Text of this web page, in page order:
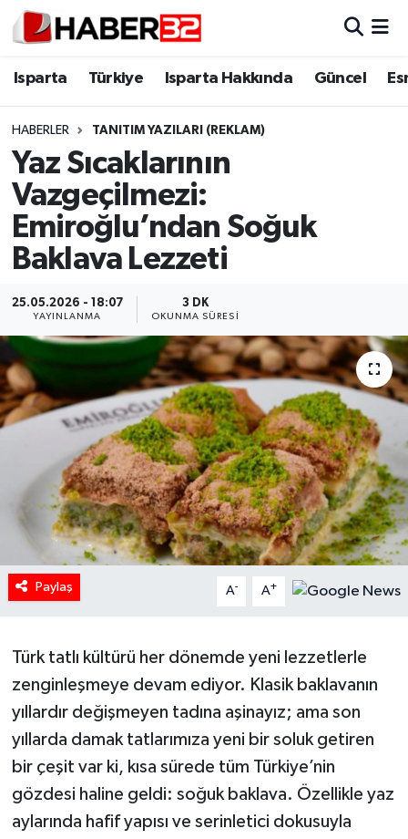
Isparta Türkiye Isparta Hakkında Güncel
HABERLER TANITIM YAZILARI (REKLAM)
Yaz Sıcaklarının
Vazgeçilmezi:
Emiroğlu’ndan Soğuk
Baklava Lezzeti
25.05.2026 - 18:07
YAYINLANMA
3 DK
OKUNMA SÜRESI
Paylaş A- A+
Türk tatlı kültürü her dönemde yeni lezzetlerle
zenginleşmeye devam ediyor. Klasik baklavanın
yıllardır değişmeyen tadına aşinayız; ama son
yıllarda damak tatlarımıza yeni bir soluk getiren
bir çeşit var ki, kısa sürede tüm Türkiye’nin
gözdesi haline geldi: soğuk baklava. Özellikle yaz
aylarında hafif yapısı ve serinletici dokusuyla
Isparta
Esnaf Diyor ki;
ASAYİŞ
BİLİM VE TEKNOLOJİ
EĞİTİM
GENEL
Güncel
HABERDE İNSAN
İlginç
KÜLTÜR SANAT
MAGAZİN
RESMİ İLANLAR
SAĞLIK
Spor
Isparta Nöbetçi Eczaneler
Isparta Trafik Yoğunluk Haritası
Süper Lig Puan Durumu ve Fikstür
Tüm Manşetler
Son Dakika Haberleri
Haber Arşivi